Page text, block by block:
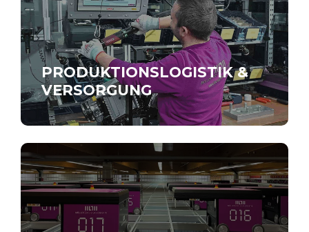
PRODUKTIONSLOGISTIK &
VERSORGUNG